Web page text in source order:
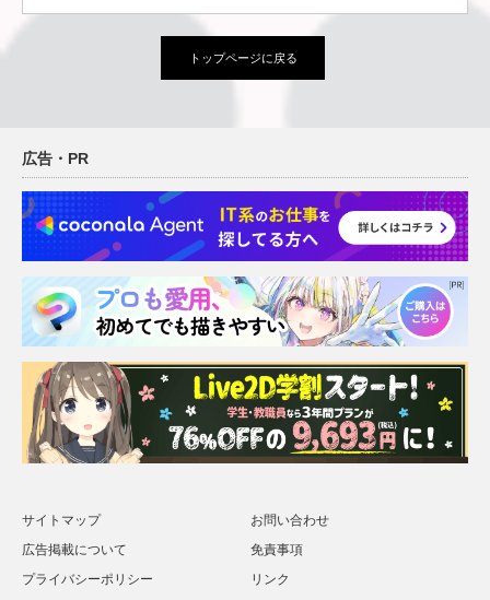
トップページに戻る
広告・PR
サイトマップ
お問い合わせ
広告掲載について
免責事項
プライバシーポリシー
リンク